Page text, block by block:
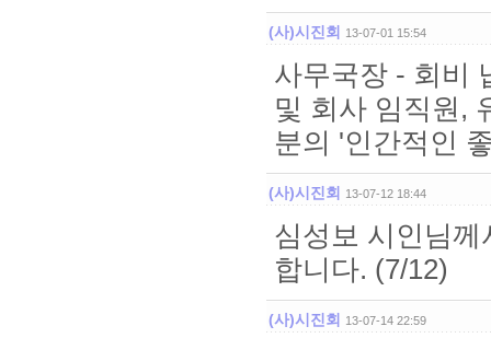
(사)시진회 13-07-01 15:54
사무국장 - 회비
및 회사 임직원,
분의 '인간적인
(사)시진회 13-07-12 18:44
심성보 시인님
합니다. (7/12)
(사)시진회 13-07-14 22:59